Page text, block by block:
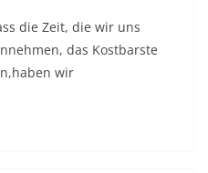
die Zeit, die wir uns
das Kostbarste
wir